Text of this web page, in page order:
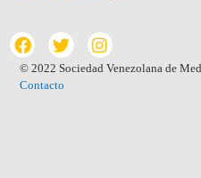
© 2022 Sociedad Venezolana de
Contacto